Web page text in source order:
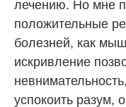
лечению. Но мне
положительные
болезней, как
искривление
успокоить разум,